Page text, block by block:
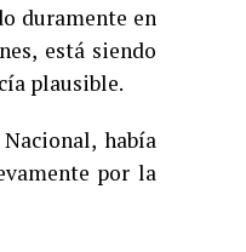
duramente en
está siendo
plausible.
había
por la